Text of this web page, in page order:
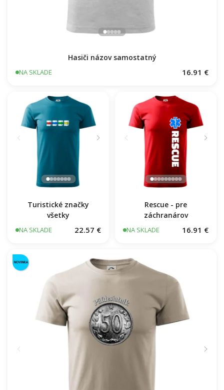
Hasiči názov samostatný
NA SKLADE 16.91 €
Turistické značky
všetky
NA SKLADE 22.57 €
Rescue - pre
záchranárov
NA SKLADE 16.91 €